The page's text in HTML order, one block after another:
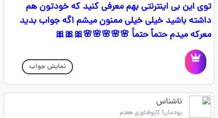
توی این بی اینترنتی بهم معرفی کنید که خودتون هم
داشته باشید خیلی خیلی ممنون میشم اگه جواب بدید
معرکه میدم حتماً حتماََ 🌸🌸🌸🌸🌸🎀🎀🎀
نمایش جواب
ناشناس
پودمان1 کاروفناوری هفتم